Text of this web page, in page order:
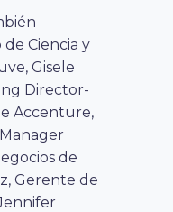
Ciencia y
Gisele
Director-
Accenture,
de
Gerente de